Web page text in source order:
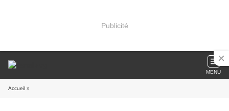
Publicité
MENU
Accueil »